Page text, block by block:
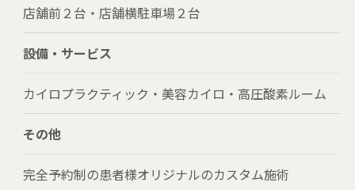
店舗前２台・店舗横駐車場２台
設備・サービス
カイロプラクティック・美容カイロ・高圧酸素ルーム
その他
完全予約制の患者様オリジナルのカスタム施術